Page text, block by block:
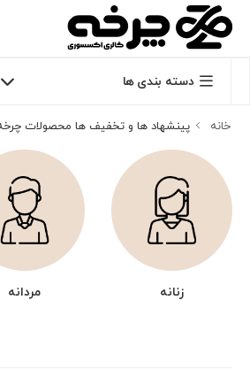
دسته بندی ها
خانه پینشهاد ها و تخفیف ها محصولات
زنانه مردانه